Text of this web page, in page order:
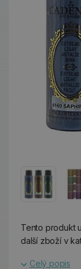
Tento produkt
další zboží v
Celý popis